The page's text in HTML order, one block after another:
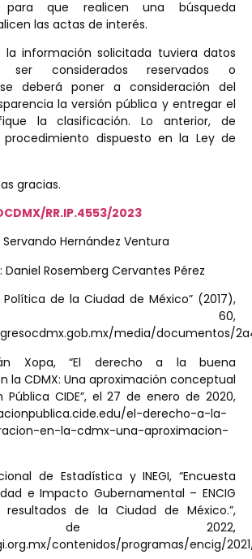
para que realicen una búsqueda
las actas de interés.
información solicitada tuviera datos
ser considerados reservados o
deberá poner a consideración del
la versión pública y entregar el
la clasificación. Lo anterior, de
dispuesto en la Ley de
gracias.
RR.IP.4553/2023
Hernández Ventura
Rosemberg Cervantes Pérez
de la Ciudad de México” (2017),
60,
media/documentos/
Xopa, “El derecho a la buena
la CDMX: Una aproximación conceptual
Pública CIDE”, el 27 de enero de 2020,
el-derecho-a-la-
en-la-cdmx-una-aproximacion-
de Estadística y INEGI, “Encuesta
e Impacto Gubernamental – ENCIG
resultados de la Ciudad de México.”,
de 2022,
contenidos/programas/encig/